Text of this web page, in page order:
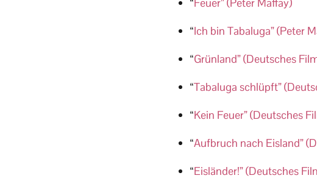
“Ich bin Tabaluga” (Peter
“Grünland” (Deutsches
“Tabaluga schlüpft”
“Kein Feuer” (Deutsches
“Aufbruch nach Eisland”
“Eisländer!” (Deutsches